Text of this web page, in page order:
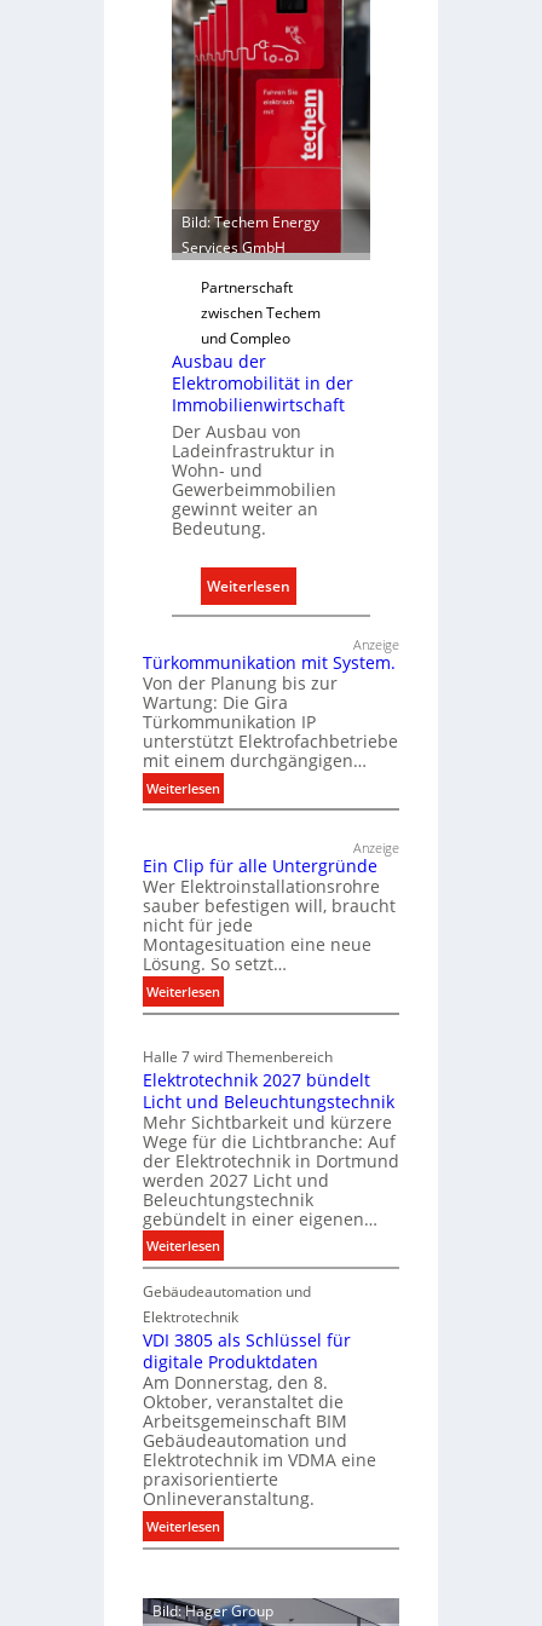
f
a
s
s
e
d
e
g
e
l
o
m
m
u
k
t
n
m
i
S
s
e
Bild: Techem Energy
Services GmbH
Partnerschaft
zwischen Techem
und Compleo
Ausbau der
Elektromobilität in der
Immobilienwirtschaft
Der Ausbau von
Ladeinfrastruktur in
Wohn- und
Gewerbeimmobilien
gewinnt weiter an
Bedeutung.
Weiterlesen:
A
s
b
u
d
r
l
e
k
t
m
b
i
i
t
ä
t
n
d
r
I
m
m
o
i
i
n
Anzeige
Türkommunikation mit System.
Von der Planung bis zur
Wartung: Die Gira
Türkommunikation IP
unterstützt Elektrofachbetriebe
mit einem durchgängigen…
Weiterlesen:
T
k
o
m
m
u
n
i
a
t
o
n
m
i
t
S
y
s
t
e
m
.
Anzeige
Ein Clip für alle Untergründe
Wer Elektroinstallationsrohre
sauber befestigen will, braucht
nicht für jede
Montagesituation eine neue
Lösung. So setzt…
Weiterlesen:
E
n
C
i
p
f
ü
r
a
l
l
e
U
n
t
e
r
g
r
ü
d
Halle 7 wird Themenbereich
Elektrotechnik 2027 bündelt
Licht und Beleuchtungstechnik
Mehr Sichtbarkeit und kürzere
Wege für die Lichtbranche: Auf
der Elektrotechnik in Dortmund
werden 2027 Licht und
Beleuchtungstechnik
gebündelt in einer eigenen…
Weiterlesen:
E
l
e
k
t
r
o
t
e
c
h
n
i
0
Gebäudeautomation und
Elektrotechnik
VDI 3805 als Schlüssel für
digitale Produktdaten
Am Donnerstag, den 8.
Oktober, veranstaltet die
Arbeitsgemeinschaft BIM
Gebäudeautomation und
Elektrotechnik im VDMA eine
praxisorientierte
Onlineveranstaltung.
Weiterlesen:
V
3
Bild: Hager Group